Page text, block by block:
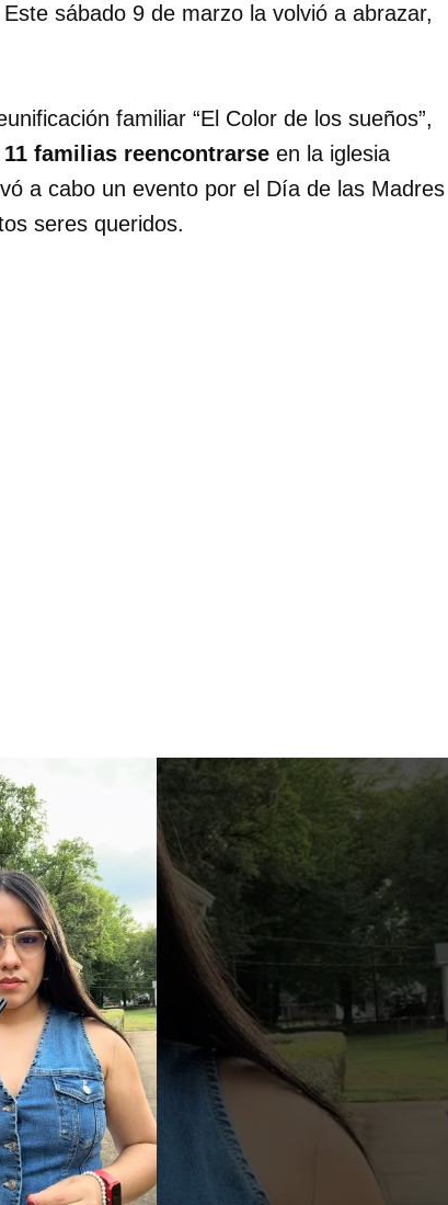
Este sábado 9 de marzo la volvió a abrazar,
familiar “El Color de los sueños”,
familias reencontrarse en la iglesia
a cabo un evento por el Día de las Madres
seres queridos.